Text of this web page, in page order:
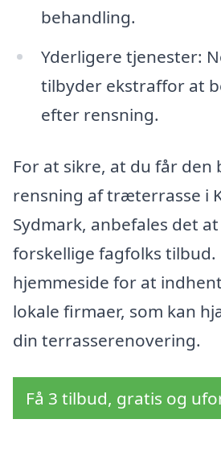
behandling.
Yderligere tjenester:
tilbyder ekstraffor at
efter rensning.
For at sikre, at du får den
rensning af træterrasse i
Sydmark, anbefales det
forskellige fagfolks tilbud.
hjemmeside for at
lokale firmaer, som kan
din terrasserenovering.
Få 3 tilbud, gratis og